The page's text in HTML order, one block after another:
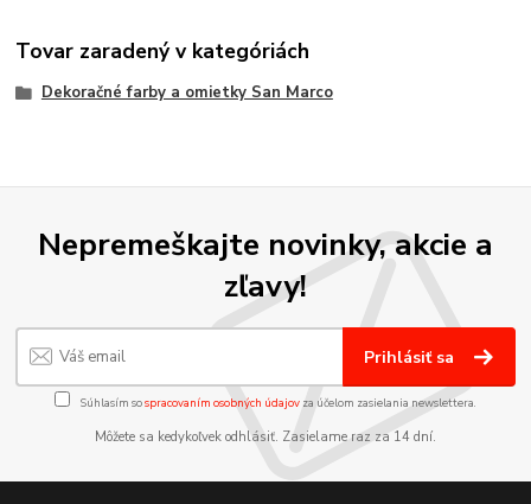
Tovar zaradený v kategóriách
Dekoračné farby a omietky San Marco
Nepremeškajte novinky, akcie a
zľavy!
Prihlásiť sa
Súhlasím sospracovaním osobných údajov za účelom zasielania newslettera.
Môžete sa kedykoľvek odhlásiť. Zasielame raz za 14 dní.